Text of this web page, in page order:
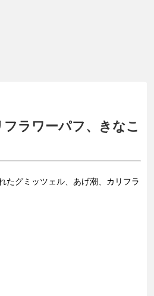
ラワーパフ、きなこ
たグミッツェル、あげ潮、カリフラ